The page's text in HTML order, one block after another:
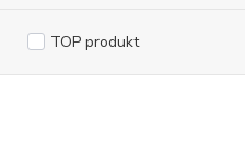
TOP produkt